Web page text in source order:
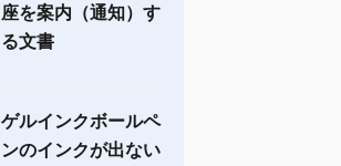
座を案内（通知）す
る文書
ゲルインクボールペ
ンのインクが出ない